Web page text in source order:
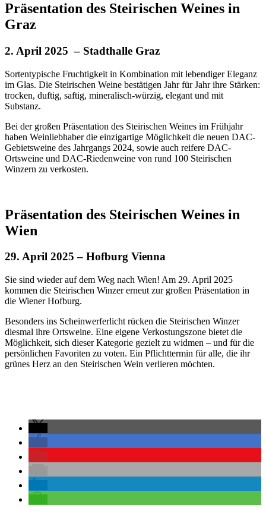
Präsentation des Steirischen Weines in
Graz
2. April 2025 – Stadthalle Graz
Sortentypische Fruchtigkeit in Kombination mit lebendiger Eleganz
im Glas. Die Steirischen Weine bestätigen Jahr für Jahr ihre Stärken:
trocken, duftig, saftig, mineralisch-würzig, elegant und mit
Substanz.
Bei der großen Präsentation des Steirischen Weines im Frühjahr
haben Weinliebhaber die einzigartige Möglichkeit die neuen DAC-
Gebietsweine des Jahrgangs 2024, sowie auch reifere DAC-
Ortsweine und DAC-Riedenweine von rund 100 Steirischen
Winzern zu verkosten.
Präsentation des Steirischen Weines in
Wien
29. April 2025 – Hofburg Vienna
Sie sind wieder auf dem Weg nach Wien! Am 29. April 2025
kommen die Steirischen Winzer erneut zur großen Präsentation in
die Wiener Hofburg.
Besonders ins Scheinwerferlicht rücken die Steirischen Winzer
diesmal ihre Ortsweine. Eine eigene Verkostungszone bietet die
Möglichkeit, sich dieser Kategorie gezielt zu widmen – und für die
persönlichen Favoriten zu voten. Ein Pflichttermin für alle, die ihr
grünes Herz an den Steirischen Wein verlieren möchten.